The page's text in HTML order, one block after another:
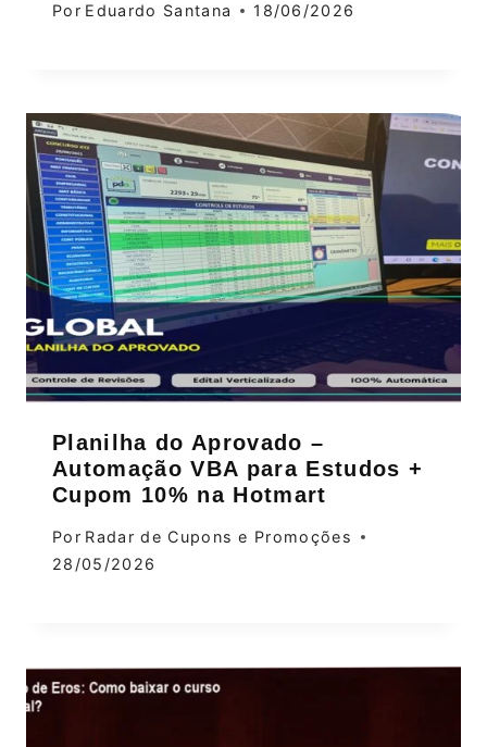
Por Eduardo Santana 18/06/2026
Planilha do Aprovado –
Automação VBA para Estudos +
Cupom 10% na Hotmart
Por Radar de Cupons e Promoções
28/05/2026